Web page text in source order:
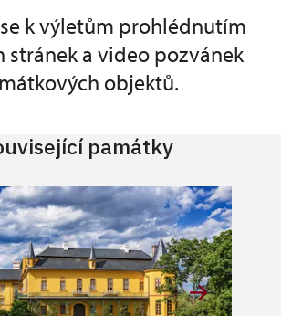
k výletům prohlédnutím
stránek a video pozvánek
objektů.
památky